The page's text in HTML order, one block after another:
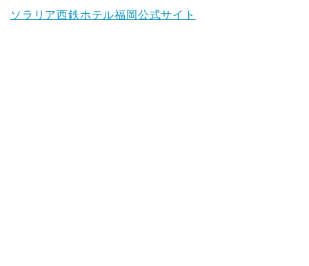
ソラリア西鉄ホテル福岡公式サイト